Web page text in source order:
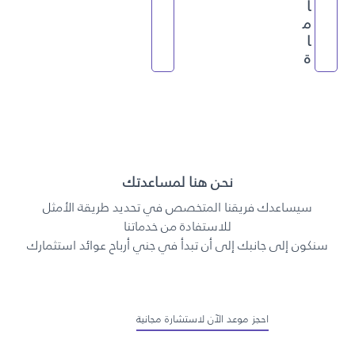
ا
م
ا
ة
نحن هنا لمساعدتك
سيساعدك فريقنا المتخصص في تحديد طريقة الأمثل
للاستفادة من خدماتنا
سنكون إلى جانبك إلى أن تبدأ في جني أرباح عوائد استثمارك
احجز موعد الآن لاستشارة مجانية